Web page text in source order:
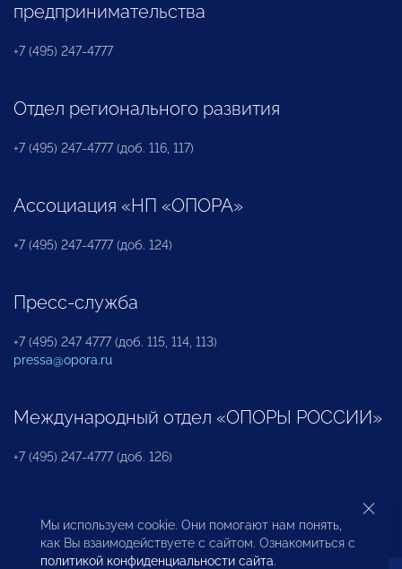
предпринимательства
+7 (495) 247-4777
Отдел регионального развития
+7 (495) 247-4777 (доб. 116, 117)
Ассоциация «НП «ОПОРА»
+7 (495) 247-4777 (доб. 124)
Пресс-служба
+7 (495) 247 4777 (доб. 115, 114, 113)
pressa@opora.ru
Международный отдел «ОПОРЫ РОССИИ»
+7 (495) 247-4777 (доб. 126)
Бюро по защите прав предпринимателей и
инвесторов
Мы используем cookie. Они помогают нам понять,
как Вы взаимодействуете с сайтом. Ознакомиться с
политикой конфиденциальности сайта.